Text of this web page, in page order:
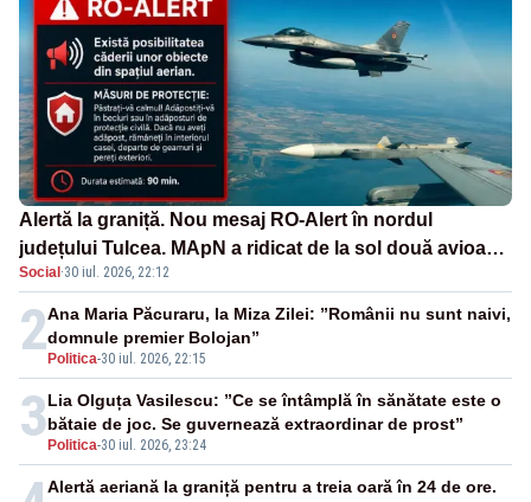
Alertă la graniță. Nou mesaj RO-Alert în nordul
județului Tulcea. MApN a ridicat de la sol două avioane
F-16
Social ·30 iul. 2026, 22:12
2 Politica-30 iul. 2026, 22:15
Ana Maria Păcuraru, la Miza Zilei: ”Românii nu sunt naivi,
domnule premier Bolojan”
3 Politica-30 iul. 2026, 23:24
Lia Olguța Vasilescu: ”Ce se întâmplă în sănătate este o
bătaie de joc. Se guvernează extraordinar de prost”
Alertă aeriană la graniță pentru a treia oară în 24 de ore.